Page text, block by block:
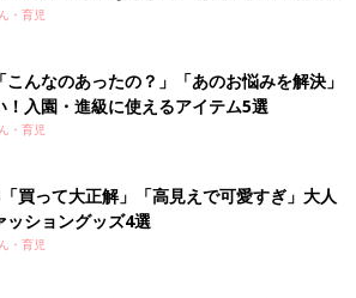
！
・育児
こんなのあったの？」「あのお悩みを解決」
！入園・進級に使えるアイテム5選
・育児
買って大正解」「高見えで可愛すぎ」大人
ッショングッズ4選
・育児